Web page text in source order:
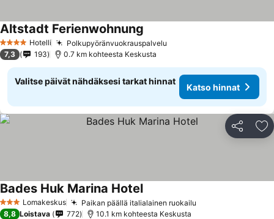
4 Tähtiluokitus
Hotelli Polkupyöränvuokrauspalvelu
Altstadt Ferienwohnung
7,3 193 0.7 km kohteesta Keskusta
Valitse päivät nähdäksesi tarkat hinnat
Katso hinnat
Jaa
3 Tähtiluokitus
Lomakeskus Paikan päällä italialainen ruokailu
Bades Huk Marina HotelKatso hinnat
8,8 Loistava 772 10.1 km kohteesta Keskusta